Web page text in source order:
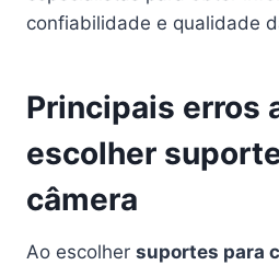
confiabilidade e qualidade
Principais erros
escolher
câmera
Ao escolher suportes para